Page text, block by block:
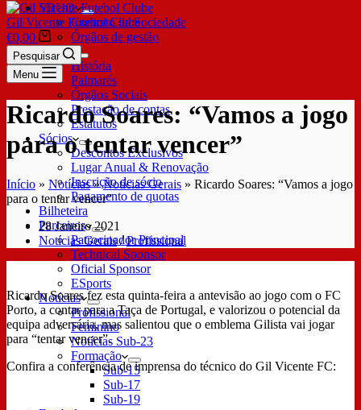
SDUQ
Contrato de Sociedade
Órgãos de gestão
Clube
História
Palmarés
Órgãos Sociais
Prestação de contas
Estatutos
Sócios
Descontos Exclusivos
Lugar Anual & Renovação
Inscrição de sócio
Pagamento de quotas
Bilheteira
Parceiros
Patrocinador Principal
Technical Sponsor
Oficial Sponsor
ESports
Notícias
Profissional
Feminino
Notícias Sub-23
Formação
Sub-15
Sub-17
Sub-19
Gil Vicente Futebol Clube
€0,00
Pesquisar
Menu
Ricardo Soares: “Vamos a jogo
para o tentar vencer”
Início » Notícias»Notícias Gerais » Ricardo Soares: “Vamos a jogo
para o tentar vencer”
28 Janeiro 2021
Notícias Gerais/Profissional
Ricardo Soares fez esta quinta-feira a antevisão ao jogo com o FC
Porto, a contar para a Taça de Portugal, e valorizou o potencial da
equipa adversária, mas salientou que o emblema Gilista vai jogar
para “tentar vencer”.
Confira a conferência de imprensa do técnico do Gil Vicente FC: